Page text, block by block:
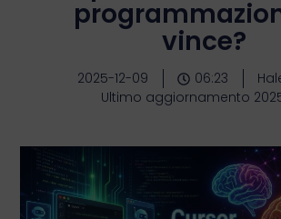
vince?
2025-12-09 06:23
Ultimo aggiornamento